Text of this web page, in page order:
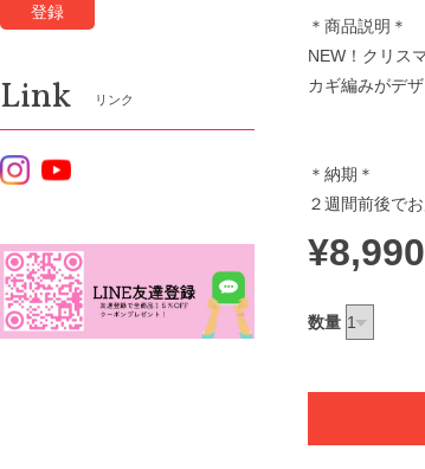
＊商品説明＊
NEW！クリス
カギ編みがデ
＊納期＊
２週間前後で
¥8,990
数量
登録
Link リンク